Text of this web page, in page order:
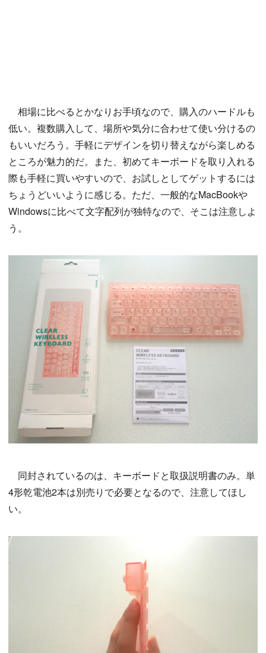
相場に比べるとかなりお手頃なので、購入のハードルも
低い。複数購入して、場所や気分に合わせて使い分けるの
もいいだろう。手軽にデザインを切り替えながら楽しめる
ところが魅力的だ。また、初めてキーボードを取り入れる
際も手軽に買いやすいので、お試しとしてゲットするには
ちょうどいいように感じる。ただ、一般的なMacBookや
Windowsに比べて文字配列が独特なので、そこは注意しよ
う。
同封されているのは、キーボードと取扱説明書のみ。単
4形乾電池2本は別売りで必要となるので、注意してほし
い。